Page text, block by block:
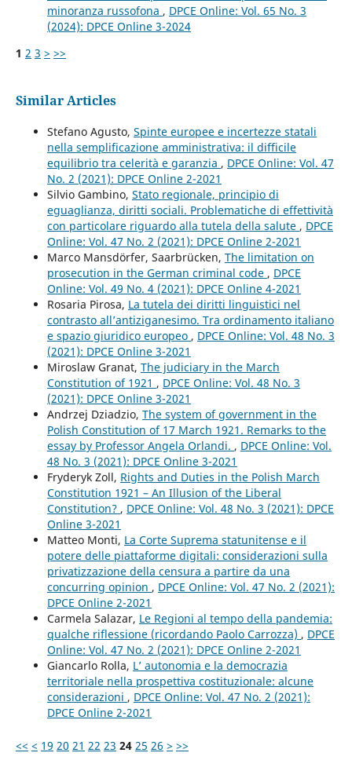
minoranza russofona , DPCE Online: Vol. 65 No. 3
(2024): DPCE Online 3-2024
1 2 3 > >>
Similar Articles
Stefano Agusto, Spinte europee e incertezze statali
nella semplificazione amministrativa: il difficile
equilibrio tra celerità e garanzia , DPCE Online: Vol. 47
No. 2 (2021): DPCE Online 2-2021
Silvio Gambino, Stato regionale, principio di
eguaglianza, diritti sociali. Problematiche di effettività
con particolare riguardo alla tutela della salute , DPCE
Online: Vol. 47 No. 2 (2021): DPCE Online 2-2021
Marco Mansdörfer, Saarbrücken, The limitation on
prosecution in the German criminal code , DPCE
Online: Vol. 49 No. 4 (2021): DPCE Online 4-2021
Rosaria Pirosa, La tutela dei diritti linguistici nel
contrasto all’antiziganesimo. Tra ordinamento italiano
e spazio giuridico europeo , DPCE Online: Vol. 48 No. 3
(2021): DPCE Online 3-2021
Miroslaw Granat, The judiciary in the March
Constitution of 1921 , DPCE Online: Vol. 48 No. 3
(2021): DPCE Online 3-2021
Andrzej Dziadzio, The system of government in the
Polish Constitution of 17 March 1921. Remarks to the
essay by Professor Angela Orlandi. , DPCE Online: Vol.
48 No. 3 (2021): DPCE Online 3-2021
Fryderyk Zoll, Rights and Duties in the Polish March
Constitution 1921 – An Illusion of the Liberal
Constitution? , DPCE Online: Vol. 48 No. 3 (2021): DPCE
Online 3-2021
Matteo Monti, La Corte Suprema statunitense e il
potere delle piattaforme digitali: considerazioni sulla
privatizzazione della censura a partire da una
concurring opinion , DPCE Online: Vol. 47 No. 2 (2021):
DPCE Online 2-2021
Carmela Salazar, Le Regioni al tempo della pandemia:
qualche riflessione (ricordando Paolo Carrozza) , DPCE
Online: Vol. 47 No. 2 (2021): DPCE Online 2-2021
Giancarlo Rolla, L’ autonomia e la democrazia
territoriale nella prospettiva costituzionale: alcune
considerazioni , DPCE Online: Vol. 47 No. 2 (2021):
DPCE Online 2-2021
<< < 19 20 21 22 23 24 25 26 > >>